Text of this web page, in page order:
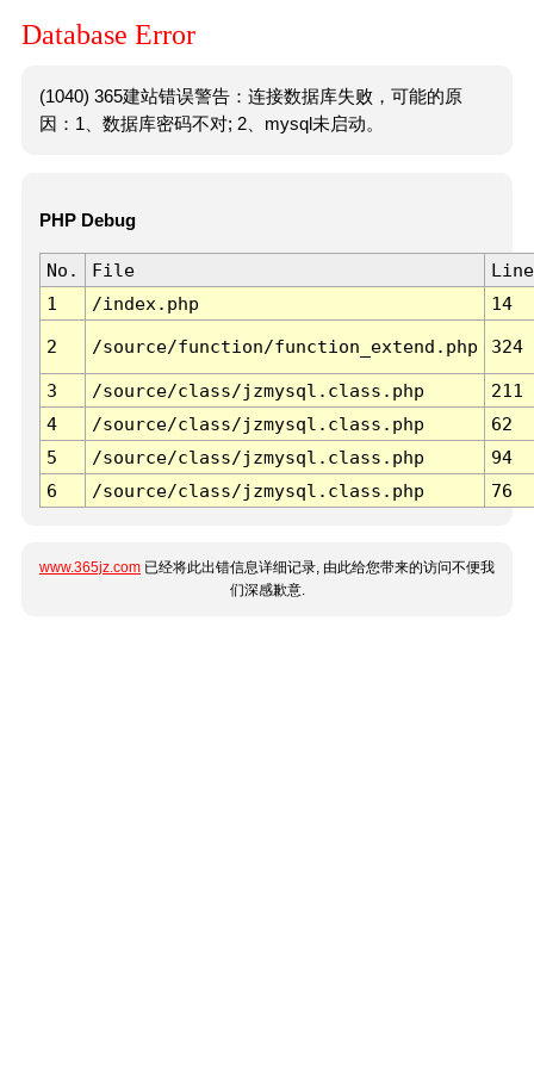
Database Error
(1040) 365建站错误警告：连接数据库失败，可能的原
因：1、数据库密码不对; 2、mysql未启动。
PHP Debug
No. File
Line
1
/index.php 14
2 /source/function/function_extend.php 324
3 /source/class/jzmysql.class.php
211
4
/source/class/jzmysql.class.php
62
5
/source/class/jzmysql.class.php
94
6
/source/class/jzmysql.class.php 76
www.365jz.com 已经将此出错信息详细记录, 由此给您带来的访问不便我
们深感歉意.